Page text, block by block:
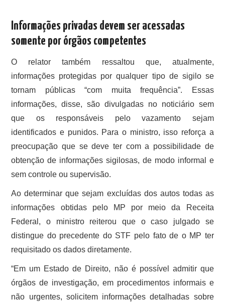
Informações privadas devem ser acessadas
somente por órgãos competentes
O relator também ressaltou que, atualmente,
informações protegidas por qualquer tipo de sigilo se
tornam públicas “com muita frequência”. Essas
informações, disse, são divulgadas no noticiário sem
que os responsáveis pelo vazamento sejam
identificados e punidos. Para o ministro, isso reforça a
preocupação que se deve ter com a possibilidade de
obtenção de informações sigilosas, de modo informal e
sem controle ou supervisão.
Ao determinar que sejam excluídas dos autos todas as
informações obtidas pelo MP por meio da Receita
Federal, o ministro reiterou que o caso julgado se
distingue do precedente do STF pelo fato de o MP ter
requisitado os dados diretamente.
“Em um Estado de Direito, não é possível admitir que
órgãos de investigação, em procedimentos informais e
não urgentes, solicitem informações detalhadas sobre